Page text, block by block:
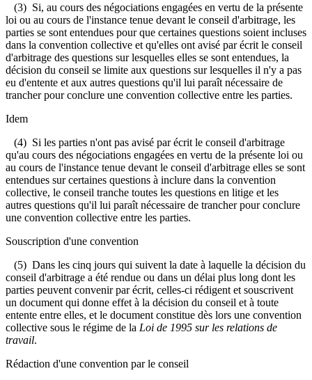
(3) Si, au cours des négociations engagées en vertu de la présente
loi ou au cours de l'instance tenue devant le conseil d'arbitrage, les
parties se sont entendues pour que certaines questions soient incluses
dans la convention collective et qu'elles ont avisé par écrit le conseil
d'arbitrage des questions sur lesquelles elles se sont entendues, la
décision du conseil se limite aux questions sur lesquelles il n'y a pas
eu d'entente et aux autres questions qu'il lui paraît nécessaire de
trancher pour conclure une convention collective entre les parties.
Idem
(4) Si les parties n'ont pas avisé par écrit le conseil d'arbitrage
qu'au cours des négociations engagées en vertu de la présente loi ou
au cours de l'instance tenue devant le conseil d'arbitrage elles se sont
entendues sur certaines questions à inclure dans la convention
collective, le conseil tranche toutes les questions en litige et les
autres questions qu'il lui paraît nécessaire de trancher pour conclure
une convention collective entre les parties.
Souscription d'une convention
(5) Dans les cinq jours qui suivent la date à laquelle la décision du
conseil d'arbitrage a été rendue ou dans un délai plus long dont les
parties peuvent convenir par écrit, celles-ci rédigent et souscrivent
un document qui donne effet à la décision du conseil et à toute
entente entre elles, et le document constitue dès lors une convention
collective sous le régime de la Loi de 1995 sur les relations de
travail.
Rédaction d'une convention par le conseil